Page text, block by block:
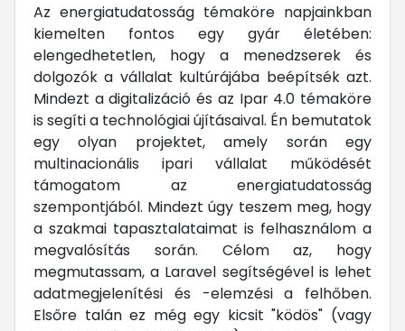
Az energiatudatosság témaköre napjainkban
kiemelten fontos egy gyár életében:
elengedhetetlen, hogy a menedzserek és
dolgozók a vállalat kultúrájába beépítsék azt.
Mindezt a digitalizáció és az Ipar 4.0 témaköre
is segíti a technológiai újításaival. Én bemutatok
egy olyan projektet, amely során egy
multinacionális ipari vállalat működését
támogatom az energiatudatosság
szempontjából. Mindezt úgy teszem meg, hogy
a szakmai tapasztalataimat is felhasználom a
megvalósítás során. Célom az, hogy
megmutassam, a Laravel segítségével is lehet
adatmegjelenítési és -elemzési a felhőben.
Elsőre talán ez még egy kicsit "ködös" (vagy